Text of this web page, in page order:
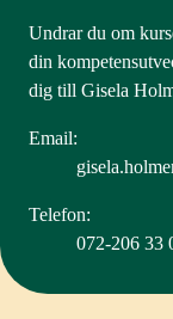
Undrar du om
din
dig till Gisela
Email:
Telefon:
072-206 33